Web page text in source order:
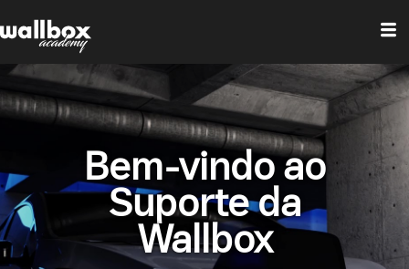
Bem-vindo ao
Suporte da
Wallbox